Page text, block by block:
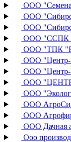
ООО "Семена
ООО
ООО
ООО "ССПК
ООО "ТПК
ООО "Центр-
ООО "Центр-
ООО
ООО
ООО
ООО
ООО Дачная
Ооо